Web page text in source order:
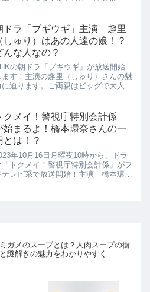
ドラ「ブギウギ」主演 趣里
しゅり）はあの人達の娘！？
んな人なの？
の朝ドラ「ブギウギ」が放送開始
ます！主演の趣里（しゅり）さんの魅
に迫ります。ご両親はビッグで大人気
クメイ！警視庁特別会計係
始まるよ！橋本環奈さんの一
とは！？
年10月16日月曜夜10時から、ドラ
「トクメイ！警視庁特別会計係」がフ
テレビ系で放送開始！主演 橋本環奈
ガメのスープとは？人肉スープの衝
謎解きの魅力をわかりやすく